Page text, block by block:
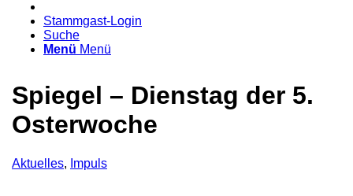
Stammgast-Login
Suche
Menü Menü
Spiegel – Dienstag der 5.
Osterwoche
Aktuelles, Impuls